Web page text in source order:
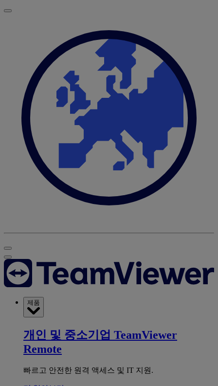
제품
개인 및 중소기업 TeamViewer
Remote
빠르고 안전한 원격 액세스 및 IT 지원.